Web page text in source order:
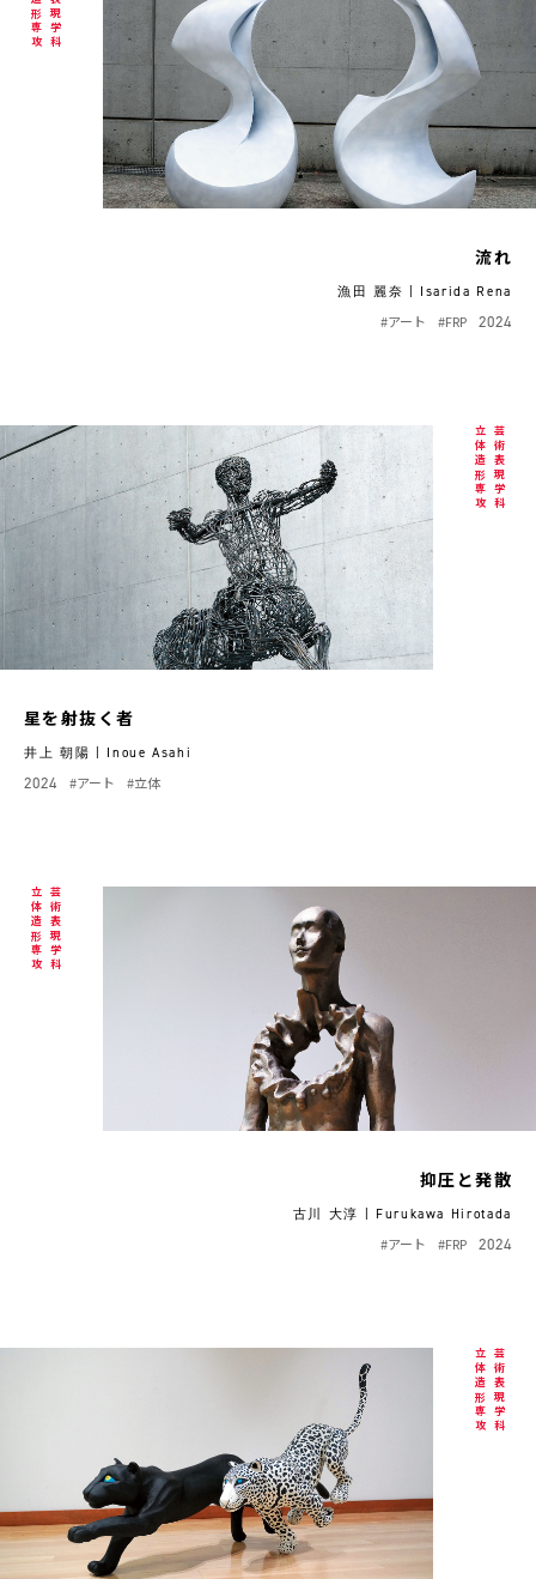
流れ
漁田 麗奈 | Isarida Rena
2024
#FRP
#アート
芸術表現学科
立体造形専攻
星を射抜く者
井上 朝陽 | Inoue Asahi
2024 #アート #立体
芸術表現学科
立体造形専攻
抑圧と発散
古川 大淳 | Furukawa Hirotada
2024
#FRP
#アート
芸術表現学科
立体造形専攻